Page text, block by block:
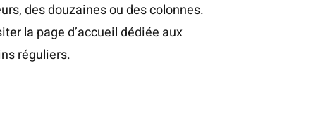
des douzaines ou des colonnes.
la page d’accueildédiée aux
réguliers.